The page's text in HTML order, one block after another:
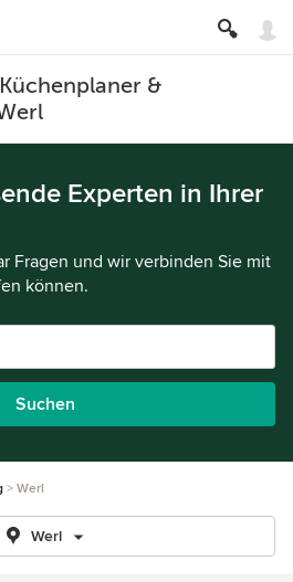
&
Experten in Ihrer
Fragen und wir verbinden Sie mit
können.
Suchen
Werl
Werl